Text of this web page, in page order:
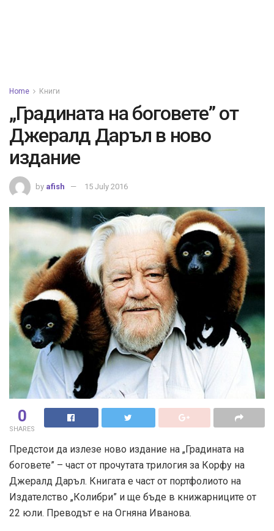
Home Книги
„Градината на боговете” от
Джералд Даръл в ново
издание
by afish 15 July 2016
0
SHARES
Предстои да излезе ново издание на „Градината на
боговете” – част от прочутата трилогия за Корфу на
Джералд Даръл. Книгата е част от портфолиото на
Издателство „Колибри” и ще бъде в книжарниците от
22 юли. Преводът е на Огняна Иванова.